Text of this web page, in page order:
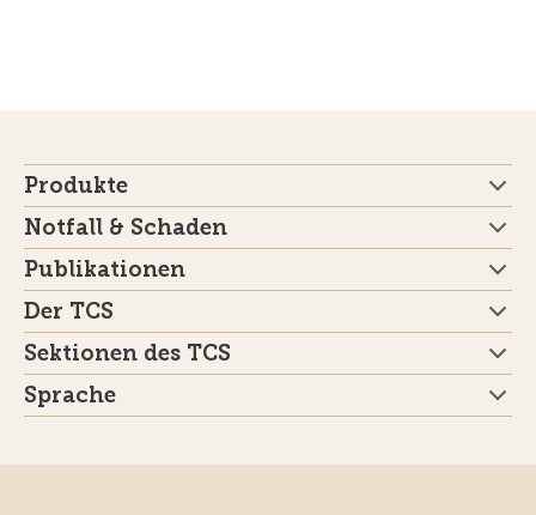
Produkte
Notfall & Schaden
Publikationen
Der TCS
Sektionen des TCS
Sprache